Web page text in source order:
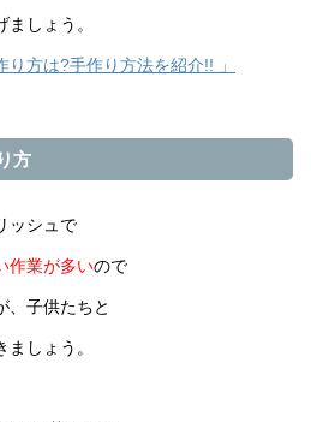
しょう。
り方は?手作り方法を紹介!! 」
方
ッシュで
作業が多いので
、子供たちと
しょう。